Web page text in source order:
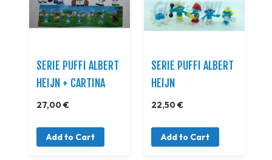
SERIE PUFFI ALBERT
HEIJN + CARTINA
27,00 €
Add to Cart
SERIE PUFFI ALBERT
HEIJN
22,50 €
Add to Cart